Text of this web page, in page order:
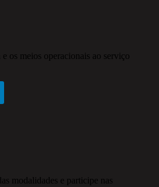
os meios operacionais ao serviço
modalidades e participe nas